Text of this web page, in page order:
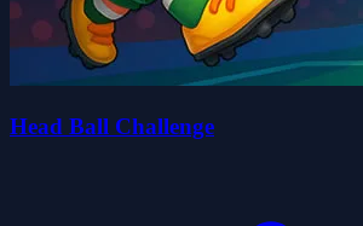
Head Ball Challenge